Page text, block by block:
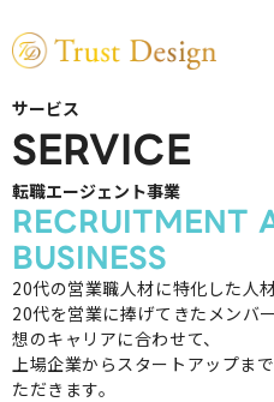
サービス
SERVICE
転職エージェント事業
RECRUITMENT
BUSINESS
20代の営業職人材に特化した人
20代を営業に捧げてきたメンバ
想のキャリアに合わせて、
上場企業からスタートアップま
ただきます。